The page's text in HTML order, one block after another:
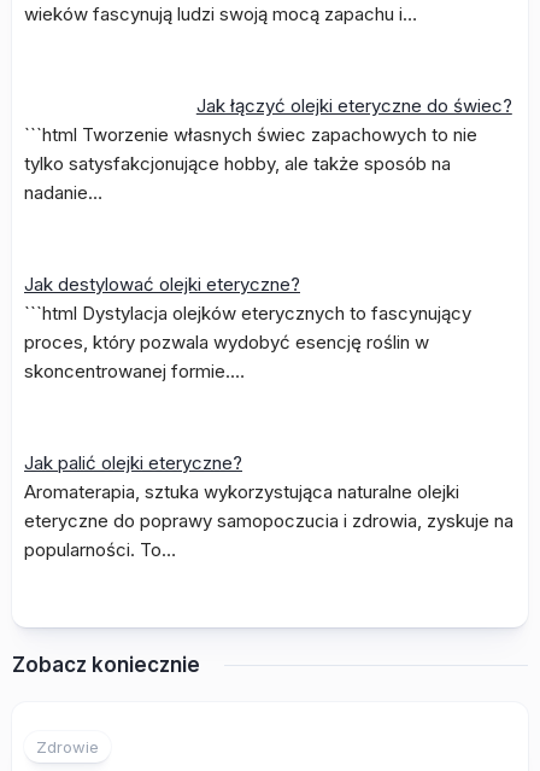
wieków fascynują ludzi swoją mocą zapachu i…
Jak łączyć olejki eteryczne do świec?
```html Tworzenie własnych świec zapachowych to nie
tylko satysfakcjonujące hobby, ale także sposób na
nadanie…
Jak destylować olejki eteryczne?
```html Dystylacja olejków eterycznych to fascynujący
proces, który pozwala wydobyć esencję roślin w
skoncentrowanej formie.…
Jak palić olejki eteryczne?
Aromaterapia, sztuka wykorzystująca naturalne olejki
eteryczne do poprawy samopoczucia i zdrowia, zyskuje na
popularności. To…
Zobacz koniecznie
Zdrowie